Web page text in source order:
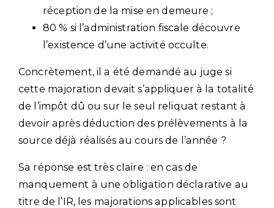
réception de la mise en demeure ;
80 % si l’administration fiscale découvre
l’existence d’une activité occulte.
Concrètement, il a été demandé au juge si
cette majoration devait s’appliquer à la totalité
de l’impôt dû ou sur le seul reliquat restant à
devoir après déduction des prélèvements à la
source déjà réalisés au cours de l’année ?
Sa réponse est très claire : en cas de
manquement à une obligation déclarative au
titre de l’IR, les majorations applicables sont